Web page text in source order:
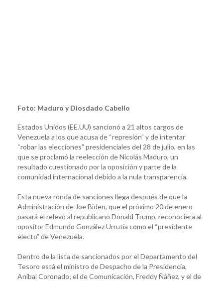
Foto: Maduro y Diosdado Cabello
Estados Unidos (EE.UU) sancionó a 21 altos cargos de
Venezuela a los que acusa de “represión” y de intentar
“robar las elecciones” presidenciales del 28 de julio, en las
que se proclamó la reelección de Nicolás Maduro, un
resultado cuestionado por la oposición y parte de la
comunidad internacional debido a la nula transparencia.
Esta nueva ronda de sanciones llega después de que la
Administración de Joe Biden, que el próximo 20 de enero
pasará el relevo al republicano Donald Trump, reconociera al
opositor Edmundo González Urrutia como el “presidente
electo” de Venezuela.
Dentro de la lista de sancionados por el Departamento del
Tesoro está el ministro de Despacho de la Presidencia,
Aníbal Coronado; el de Comunicación, Freddy Ñáñez, y el de